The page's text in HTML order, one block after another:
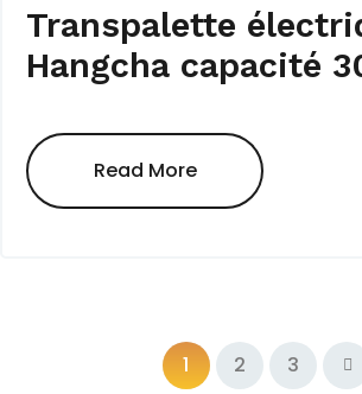
Transpalette
Hangcha capacité
Read More
1 2 3